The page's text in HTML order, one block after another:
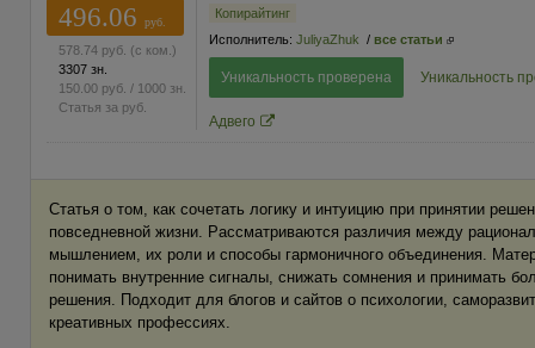
496.06
руб.
578.74 руб. (с ком.)
3307 зн.
150.00 руб. / 1000 зн.
Статья за руб.
Копирайтинг
Исполнитель: JuliyaZhuk / все статьи
Уникальность проверена Уникальность
Адвего
Статья о том, как сочетать логику и интуицию при принятии
повседневной жизни. Рассматриваются различия между
мышлением, их роли и способы гармоничного объединения.
понимать внутренние сигналы, снижать сомнения и принимать
решения. Подходит для блогов и сайтов о психологии,
креативных профессиях.